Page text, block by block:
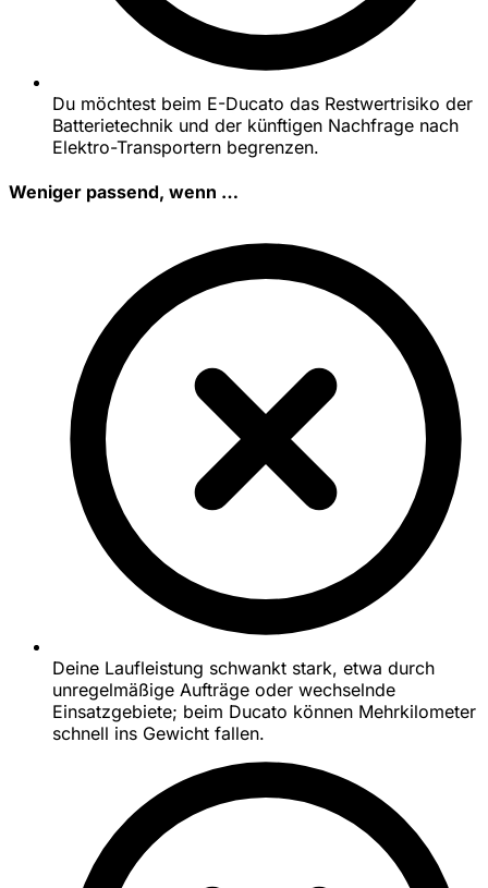
Du möchtest beim E-Ducato das Restwertrisiko der
Batterietechnik und der künftigen Nachfrage nach
Elektro-Transportern begrenzen.
Weniger passend, wenn …
Deine Laufleistung schwankt stark, etwa durch
unregelmäßige Aufträge oder wechselnde
Einsatzgebiete; beim Ducato können Mehrkilometer
schnell ins Gewicht fallen.